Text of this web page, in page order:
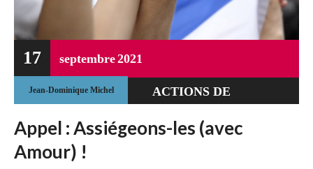
17 septembre2021
Jean-Dominique Michel
ACTIONS DE
Appel : Assiégeons-les (avec
Amour) !